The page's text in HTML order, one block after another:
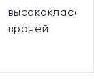
врачей